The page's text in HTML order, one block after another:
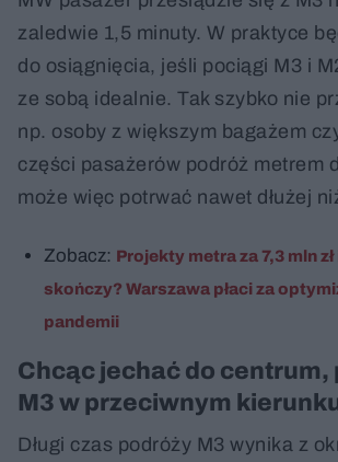
zaledwie 1,5 minuty. W praktyce
do osiągnięcia, jeśli pociągi M3 i
ze sobą idealnie. Tak szybko nie
np. osoby z większym bagażem
części pasażerów podróż metrem
może więc potrwać nawet dłużej
Zobacz: Projekty metra za 7,3 mln
skończy? Warszawa płaci za
pandemii
Chcąc jechać do centrum,
M3 w przeciwnym
Długi czas podróży M3 wynika z